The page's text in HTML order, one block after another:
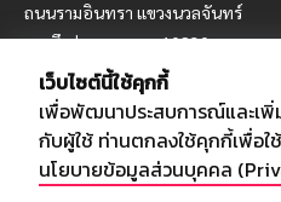
ถนนรามอินทรา แขวงนวลจันทร์
เขตบึงกุ่ม กรุงเทพฯ 10230
โทร : 02-5088-000
อีเมล์ : webmaster@siamsport.co.th
เว็บไซต์ : www.siamsport.co.th
เว็บไซต์นี้ใช้คุกกี้
เพื่อพัฒนาประสบการณ์และเพิ่
กับผู้ใช้ ท่านตกลงใช้คุกกี้เพื่อใ
นโยบายข้อมูลส่วนบุคคล